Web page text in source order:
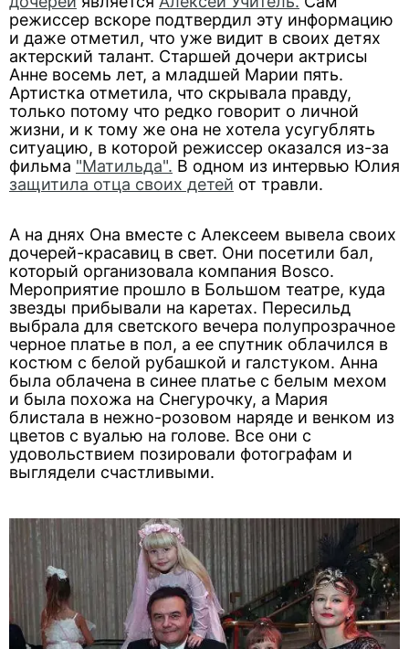
режиссер вскоре подтвердил эту информацию
и даже отметил, что уже видит в своих детях
актерский талант. Старшей дочери актрисы
Анне восемь лет, а младшей Марии пять.
Артистка отметила, что скрывала правду,
только потому что редко говорит о личной
жизни, и к тому же она не хотела усугублять
ситуацию, в которой режиссер оказался из-за
фильма "Матильда". В одном из интервью Юлия
защитила отца своих детей от травли.
А на днях Она вместе с Алексеем вывела своих
дочерей-красавиц в свет. Они посетили бал,
который организовала компания Bosco.
Мероприятие прошло в Большом театре, куда
звезды прибывали на каретах. Пересильд
выбрала для светского вечера полупрозрачное
черное платье в пол, а ее спутник облачился в
костюм с белой рубашкой и галстуком. Анна
была облачена в синее платье с белым мехом
и была похожа на Снегурочку, а Мария
блистала в нежно-розовом наряде и венком из
цветов с вуалью на голове. Все они с
удовольствием позировали фотографам и
выглядели счастливыми.